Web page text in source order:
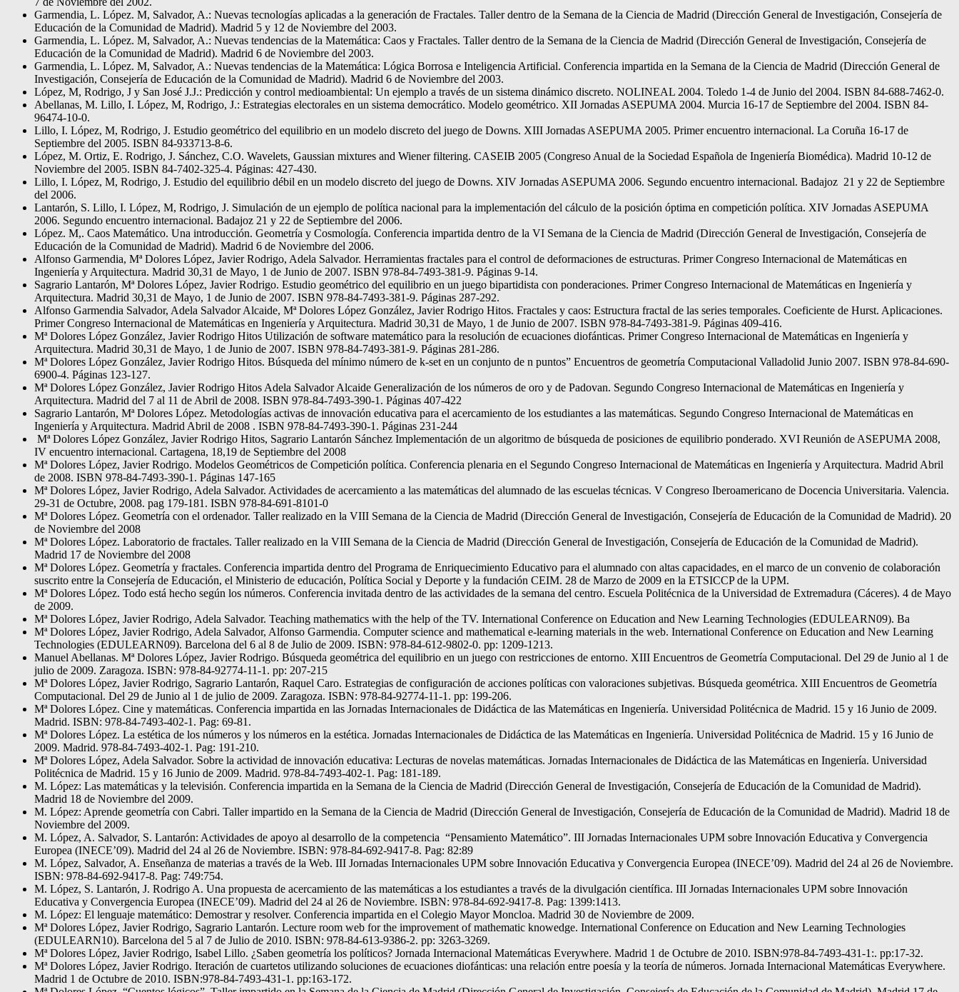
Garmendia, L. López. M, Salvador, A.: Nuevas tecnologías aplicadas a la generación de Fractales. Taller dentro de la Semana de la Ciencia de Madrid (Dirección General de Investigación, Consejería de
Educación de la Comunidad de Madrid). Madrid 5 y 12 de Noviembre del 2003.
Garmendia, L. López. M, Salvador, A.: Nuevas tendencias de la Matemática: Caos y Fractales. Taller dentro de la Semana de la Ciencia de Madrid (Dirección General de Investigación, Consejería de
Educación de la Comunidad de Madrid). Madrid 6 de Noviembre del 2003.
Garmendia, L. López. M, Salvador, A.: Nuevas tendencias de la Matemática: Lógica Borrosa e Inteligencia Artificial. Conferencia impartida en la Semana de la Ciencia de Madrid (Dirección General de
Investigación, Consejería de Educación de la Comunidad de Madrid). Madrid 6 de Noviembre del 2003.
López, M, Rodrigo, J y San José J.J.: Predicción y control medioambiental: Un ejemplo a través de un sistema dinámico discreto. NOLINEAL 2004. Toledo 1-4 de Junio del 2004. ISBN 84-688-7462-0.
Abellanas, M. Lillo, I. López, M, Rodrigo, J.: Estrategias electorales en un sistema democrático. Modelo geométrico. XII Jornadas ASEPUMA 2004. Murcia 16-17 de Septiembre del 2004. ISBN 84-
96474-10-0.
Lillo, I. López, M, Rodrigo, J. Estudio geométrico del equilibrio en un modelo discreto del juego de Downs. XIII Jornadas ASEPUMA 2005. Primer encuentro internacional. La Coruña 16-17 de
Septiembre del 2005. ISBN 84-933713-8-6.
López, M. Ortiz, E. Rodrigo, J. Sánchez, C.O. Wavelets, Gaussian mixtures and Wiener filtering. CASEIB 2005 (Congreso Anual de la Sociedad Española de Ingeniería Biomédica). Madrid 10-12 de
Noviembre del 2005. ISBN 84-7402-325-4. Páginas: 427-430.
Lillo, I. López, M, Rodrigo, J. Estudio del equilibrio débil en un modelo discreto del juego de Downs. XIV Jornadas ASEPUMA 2006. Segundo encuentro internacional. Badajoz 21 y 22 de Septiembre
del 2006.
Lantarón, S. Lillo, I. López, M, Rodrigo, J. Simulación de un ejemplo de política nacional para la implementación del cálculo de la posición óptima en competición política. XIV Jornadas ASEPUMA
2006. Segundo encuentro internacional. Badajoz 21 y 22 de Septiembre del 2006.
López. M,. Caos Matemático. Una introducción. Geometría y Cosmología. Conferencia impartida dentro de la VI Semana de la Ciencia de Madrid (Dirección General de Investigación, Consejería de
Educación de la Comunidad de Madrid). Madrid 6 de Noviembre del 2006.
Alfonso Garmendia, Mª Dolores López, Javier Rodrigo, Adela Salvador. Herramientas fractales para el control de deformaciones de estructuras. Primer Congreso Internacional de Matemáticas en
Ingeniería y Arquitectura. Madrid 30,31 de Mayo, 1 de Junio de 2007. ISBN 978-84-7493-381-9. Páginas 9-14.
Sagrario Lantarón, Mª Dolores López, Javier Rodrigo. Estudio geométrico del equilibrio en un juego bipartidista con ponderaciones. Primer Congreso Internacional de Matemáticas en Ingeniería y
Arquitectura. Madrid 30,31 de Mayo, 1 de Junio de 2007. ISBN 978-84-7493-381-9. Páginas 287-292.
Alfonso Garmendia Salvador, Adela Salvador Alcaide, Mª Dolores López González, Javier Rodrigo Hitos. Fractales y caos: Estructura fractal de las series temporales. Coeficiente de Hurst. Aplicaciones.
Primer Congreso Internacional de Matemáticas en Ingeniería y Arquitectura. Madrid 30,31 de Mayo, 1 de Junio de 2007. ISBN 978-84-7493-381-9. Páginas 409-416.
Mª Dolores López González, Javier Rodrigo Hitos Utilización de software matemático para la resolución de ecuaciones diofánticas. Primer Congreso Internacional de Matemáticas en Ingeniería y
Arquitectura. Madrid 30,31 de Mayo, 1 de Junio de 2007. ISBN 978-84-7493-381-9. Páginas 281-286.
Mª Dolores López González, Javier Rodrigo Hitos. Búsqueda del mínimo número de k-set en un conjunto de n puntos” Encuentros de geometría Computacional Valladolid Junio 2007. ISBN 978-84-690-
6900-4. Páginas 123-127.
Mª Dolores López González, Javier Rodrigo Hitos Adela Salvador Alcaide Generalización de los números de oro y de Padovan. Segundo Congreso Internacional de Matemáticas en Ingeniería y
Arquitectura. Madrid del 7 al 11 de Abril de 2008. ISBN 978-84-7493-390-1. Páginas 407-422
Sagrario Lantarón, Mª Dolores López. Metodologías activas de innovación educativa para el acercamiento de los estudiantes a las matemáticas. Segundo Congreso Internacional de Matemáticas en
Ingeniería y Arquitectura. Madrid Abril de 2008 . ISBN 978-84-7493-390-1. Páginas 231-244
Mª Dolores López González, Javier Rodrigo Hitos, Sagrario Lantarón Sánchez Implementación de un algoritmo de búsqueda de posiciones de equilibrio ponderado. XVI Reunión de ASEPUMA 2008,
IV encuentro internacional. Cartagena, 18,19 de Septiembre del 2008
Mª Dolores López, Javier Rodrigo. Modelos Geométricos de Competición política. Conferencia plenaria en el Segundo Congreso Internacional de Matemáticas en Ingeniería y Arquitectura. Madrid Abril
de 2008. ISBN 978-84-7493-390-1. Páginas 147-165
Mª Dolores López, Javier Rodrigo, Adela Salvador. Actividades de acercamiento a las matemáticas del alumnado de las escuelas técnicas. V Congreso Iberoamericano de Docencia Universitaria. Valencia.
29-31 de Octubre, 2008. pag 179-181. ISBN 978-84-691-8101-0
Mª Dolores López. Geometría con el ordenador. Taller realizado en la VIII Semana de la Ciencia de Madrid (Dirección General de Investigación, Consejería de Educación de la Comunidad de Madrid). 20
de Noviembre del 2008
Mª Dolores López. Laboratorio de fractales. Taller realizado en la VIII Semana de la Ciencia de Madrid (Dirección General de Investigación, Consejería de Educación de la Comunidad de Madrid).
Madrid 17 de Noviembre del 2008
Mª Dolores López. Geometría y fractales. Conferencia impartida dentro del Programa de Enriquecimiento Educativo para el alumnado con altas capacidades, en el marco de un convenio de colaboración
suscrito entre la Consejería de Educación, el Ministerio de educación, Política Social y Deporte y la fundación CEIM. 28 de Marzo de 2009 en la ETSICCP de la UPM.
Mª Dolores López. Todo está hecho según los números. Conferencia invitada dentro de las actividades de la semana del centro. Escuela Politécnica de la Universidad de Extremadura (Cáceres). 4 de Mayo
de 2009.
Mª Dolores López, Javier Rodrigo, Adela Salvador. Teaching mathematics with the help of the TV. International Conference on Education and New Learning Technologies (EDULEARN09). Ba
Mª Dolores López, Javier Rodrigo, Adela Salvador, Alfonso Garmendia. Computer science and mathematical e-learning materials in the web. International Conference on Education and New Learning
Technologies (EDULEARN09). Barcelona del 6 al 8 de Julio de 2009. ISBN: 978-84-612-9802-0. pp: 1209-1213.
Manuel Abellanas. Mª Dolores López, Javier Rodrigo. Búsqueda geométrica del equilibrio en un juego con restricciones de entorno. XIII Encuentros de Geometría Computacional. Del 29 de Junio al 1 de
julio de 2009. Zaragoza. ISBN: 978-84-92774-11-1. pp: 207-215
Mª Dolores López, Javier Rodrigo, Sagrario Lantarón, Raquel Caro. Estrategias de configuración de acciones políticas con valoraciones subjetivas. Búsqueda geométrica. XIII Encuentros de Geometría
Computacional. Del 29 de Junio al 1 de julio de 2009. Zaragoza. ISBN: 978-84-92774-11-1. pp: 199-206.
Mª Dolores López. Cine y matemáticas. Conferencia impartida en las Jornadas Internacionales de Didáctica de las Matemáticas en Ingeniería. Universidad Politécnica de Madrid. 15 y 16 Junio de 2009.
Madrid. ISBN: 978-84-7493-402-1. Pag: 69-81.
Mª Dolores López. La estética de los números y los números en la estética. Jornadas Internacionales de Didáctica de las Matemáticas en Ingeniería. Universidad Politécnica de Madrid. 15 y 16 Junio de
2009. Madrid. 978-84-7493-402-1. Pag: 191-210.
Mª Dolores López, Adela Salvador. Sobre la actividad de innovación educativa: Lecturas de novelas matemáticas. Jornadas Internacionales de Didáctica de las Matemáticas en Ingeniería. Universidad
Politécnica de Madrid. 15 y 16 Junio de 2009. Madrid. 978-84-7493-402-1. Pag: 181-189.
M. López: Las matemáticas y la televisión. Conferencia impartida en la Semana de la Ciencia de Madrid (Dirección General de Investigación, Consejería de Educación de la Comunidad de Madrid).
Madrid 18 de Noviembre del 2009.
M. López: Aprende geometría con Cabri. Taller impartido en la Semana de la Ciencia de Madrid (Dirección General de Investigación, Consejería de Educación de la Comunidad de Madrid). Madrid 18 de
Noviembre del 2009.
M. López, A. Salvador, S. Lantarón: Actividades de apoyo al desarrollo de la competencia “Pensamiento Matemático”. III Jornadas Internacionales UPM sobre Innovación Educativa y Convergencia
Europea (INECE’09). Madrid del 24 al 26 de Noviembre. ISBN: 978-84-692-9417-8. Pag: 82:89
M. López, Salvador, A. Enseñanza de materias a través de la Web. III Jornadas Internacionales UPM sobre Innovación Educativa y Convergencia Europea (INECE’09). Madrid del 24 al 26 de Noviembre.
ISBN: 978-84-692-9417-8. Pag: 749:754.
M. López, S. Lantarón, J. Rodrigo A. Una propuesta de acercamiento de las matemáticas a los estudiantes a través de la divulgación científica. III Jornadas Internacionales UPM sobre Innovación
Educativa y Convergencia Europea (INECE’09). Madrid del 24 al 26 de Noviembre. ISBN: 978-84-692-9417-8. Pag: 1399:1413.
M. López: El lenguaje matemático: Demostrar y resolver. Conferencia impartida en el Colegio Mayor Moncloa. Madrid 30 de Noviembre de 2009.
Mª Dolores López, Javier Rodrigo, Sagrario Lantarón. Lecture room web for the improvement of mathematic knowedge. International Conference on Education and New Learning Technologies
(EDULEARN10). Barcelona del 5 al 7 de Julio de 2010. ISBN: 978-84-613-9386-2. pp: 3263-3269.
Mª Dolores López, Javier Rodrigo, Isabel Lillo. ¿Saben geometría los políticos? Jornada Internacional Matemáticas Everywhere. Madrid 1 de Octubre de 2010. ISBN:978-84-7493-431-1:. pp:17-32.
Mª Dolores López, Javier Rodrigo. Iteración de cuartetos utilizando soluciones de ecuaciones diofánticas: una relación entre poesía y la teoría de números. Jornada Internacional Matemáticas Everywhere.
Madrid 1 de Octubre de 2010. ISBN:978-84-7493-431-1. pp:163-172.